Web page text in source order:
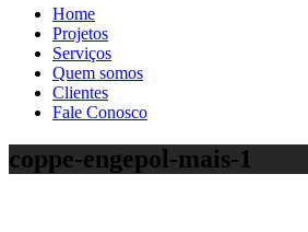
Home
Projetos
Serviços
Quem somos
Clientes
Fale Conosco
coppe-engepol-mais-1